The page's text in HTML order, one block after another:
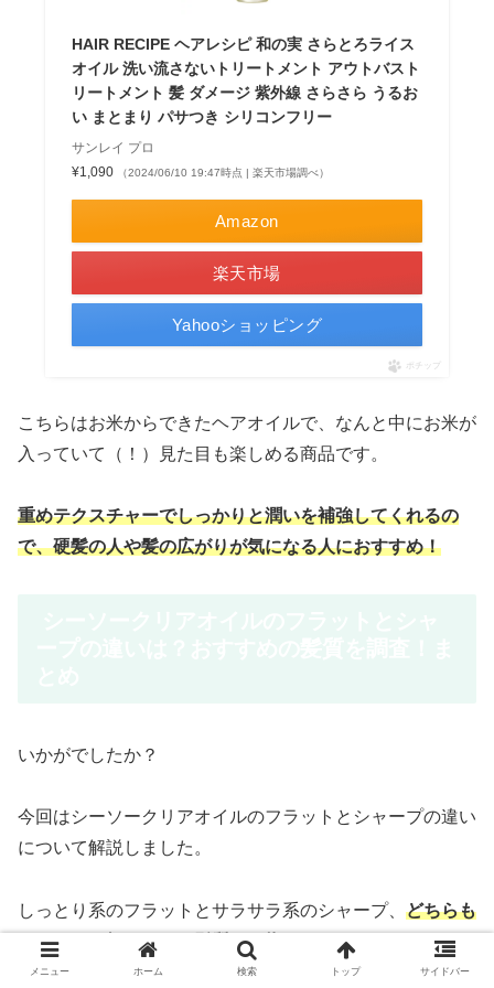
HAIR RECIPE ヘアレシピ 和の実 さらとろライス
オイル 洗い流さないトリートメント アウトバスト
リートメント 髪 ダメージ 紫外線 さらさら うるお
い まとまり パサつき シリコンフリー
サンレイ プロ
¥1,090
（2024/06/10 19:47時点 | 楽天市場調べ）
Amazon
楽天市場
Yahooショッピング
ポチップ
こちらはお米からできたヘアオイルで、なんと中にお米が
入っていて（！）見た目も楽しめる商品です。
重めテクスチャーでしっかりと潤いを補強してくれるの
で、硬髪の人や髪の広がりが気になる人におすすめ！
いかがでしたか？
今回はシーソークリアオイルのフラットとシャープの違い
について解説しました。
しっとり系のフラットとサラサラ系のシャープ、 どちらも
ツヤツヤで輝きのある髪質を目指せるアイテム
です。
メニュー ホーム 検索 トップ サイドバー